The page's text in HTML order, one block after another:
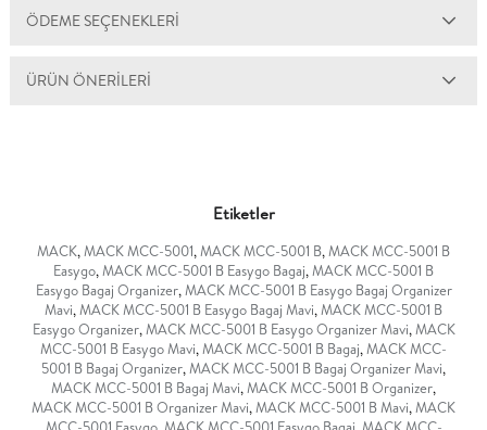
ÖDEME SEÇENEKLERI
ÜRÜN ÖNERILERI
Etiketler
MACK,MACK MCC-5001,MACK MCC-5001 B,MACK MCC-5001 B
Easygo,MACK MCC-5001 B Easygo Bagaj,MACK MCC-5001 B
Easygo Bagaj Organizer,MACK MCC-5001 B Easygo Bagaj Organizer
Mavi,MACK MCC-5001 B Easygo Bagaj Mavi,MACK MCC-5001 B
Easygo Organizer,MACK MCC-5001 B Easygo Organizer Mavi,MACK
MCC-5001 B Easygo Mavi,MACK MCC-5001 B Bagaj,MACK MCC-
5001 B Bagaj Organizer,MACK MCC-5001 B Bagaj Organizer Mavi,
MACK MCC-5001 B Bagaj Mavi,MACK MCC-5001 B Organizer,
MACK MCC-5001 B Organizer Mavi,MACK MCC-5001 B Mavi,MACK